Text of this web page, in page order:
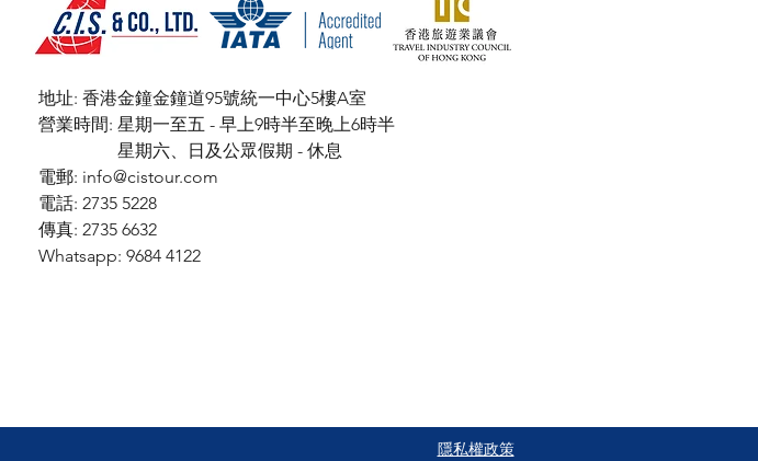
地址: 香港金鐘金鐘道95號統一中心5樓A室
​營業時間: 星期一至五 - 早上9時半至晚上6時半
星期六、日及公眾假期 - 休息
電郵: info@cistour.com
電話: 2735 5228
傳真: 2735 6632
Whatsapp: 9684 4122
​隱私權政策